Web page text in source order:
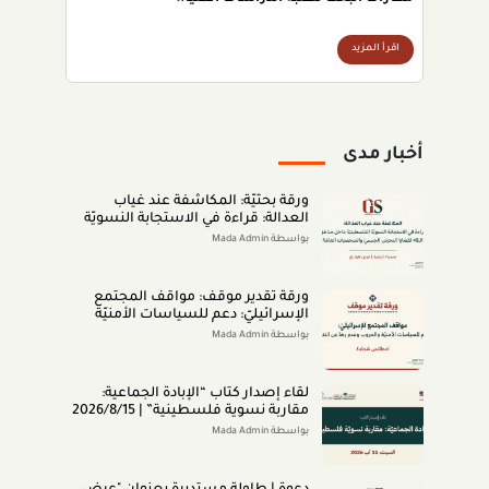
اقرأ المزيد
أخبار مدى
ورقة بحثيّة: المكاشفة عند غياب
العدالة: قراءة في الاستجابة النسويّة
بواسطة Mada Admin
ورقة تقدير موقف: مواقف المجتمع
الإسرائيليّ: دعم للسياسات الأمنيّة
والحروب وعدم رضا عن النتائج (تمّوز
بواسطة Mada Admin
لقاء إصدار كتاب “اﻹﺑﺎدةّ اﻟﺠﻤﺎﻋﻴﺔ:
ﻣﻘﺎرﺑﺔ ﻧﺴﻮﻳﺔ ﻓﻠﺴﻄﻴﻨﻴﺔ” | 2026/8/15
|بواسطة Mada Admin